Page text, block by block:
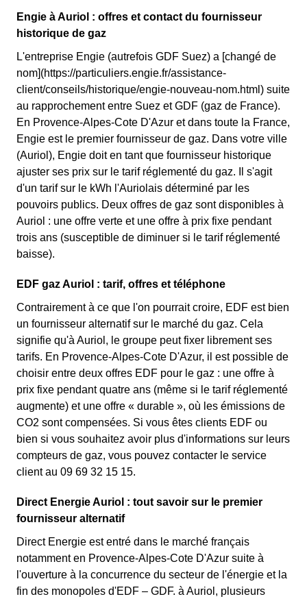
Engie à Auriol : offres et contact du fournisseur
historique de gaz
L'entreprise Engie (autrefois GDF Suez) a [changé de
nom](https://particuliers.engie.fr/assistance-
client/conseils/historique/engie-nouveau-nom.html) suite
au rapprochement entre Suez et GDF (gaz de France).
En Provence-Alpes-Cote D'Azur et dans toute la France,
Engie est le premier fournisseur de gaz. Dans votre ville
(Auriol), Engie doit en tant que fournisseur historique
ajuster ses prix sur le tarif réglementé du gaz. Il s'agit
d'un tarif sur le kWh l'Auriolais déterminé par les
pouvoirs publics. Deux offres de gaz sont disponibles à
Auriol : une offre verte et une offre à prix fixe pendant
trois ans (susceptible de diminuer si le tarif réglementé
baisse).
EDF gaz Auriol : tarif, offres et téléphone
Contrairement à ce que l'on pourrait croire, EDF est bien
un fournisseur alternatif sur le marché du gaz. Cela
signifie qu'à Auriol, le groupe peut fixer librement ses
tarifs. En Provence-Alpes-Cote D'Azur, il est possible de
choisir entre deux offres EDF pour le gaz : une offre à
prix fixe pendant quatre ans (même si le tarif réglementé
augmente) et une offre « durable », où les émissions de
CO2 sont compensées. Si vous êtes clients EDF ou
bien si vous souhaitez avoir plus d'informations sur leurs
compteurs de gaz, vous pouvez contacter le service
client au 09 69 32 15 15.
Direct Energie Auriol : tout savoir sur le premier
fournisseur alternatif
Direct Energie est entré dans le marché français
notamment en Provence-Alpes-Cote D'Azur suite à
l'ouverture à la concurrence du secteur de l'énergie et la
fin des monopoles d'EDF – GDF. à Auriol, plusieurs